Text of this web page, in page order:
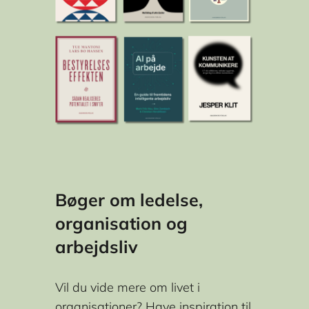
Ja tak, jeg vil gerne modtage henvendelser fra
Akademisk Forlag via e-mail.
Henvendelserne vil indeholde markedsføring vedrørende Akademisk
Bøger om ledelse,
organisation og
arbejdsliv
Vil du vide mere om livet i